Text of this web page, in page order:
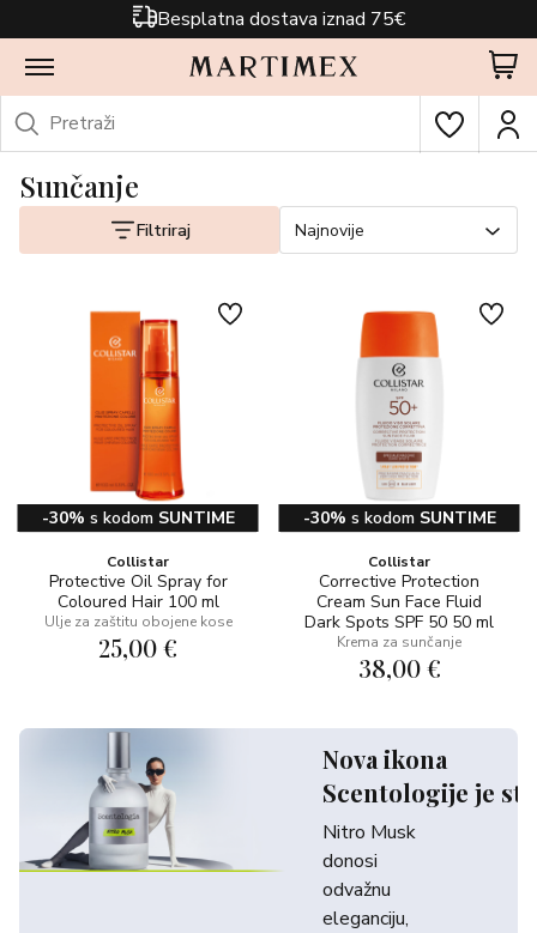
Besplatna dostava iznad 75€
Sunčanje
Filtriraj Najnovije
-30% s kodom SUNTIME
Collistar
Protective Oil Spray for
Coloured Hair 100 ml
Ulje za zaštitu obojene kose
25,00 €
-30% s kodom SUNTIME
Collistar
Corrective Protection
Cream Sun Face Fluid
Dark Spots SPF 50 50 ml
Krema za sunčanje
38,00 €
Nova ikona
Scentologije je
Nitro Musk
donosi
odvažnu
eleganciju,